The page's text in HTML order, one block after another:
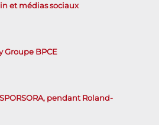
et médias sociaux
Groupe BPCE
pendant Roland-